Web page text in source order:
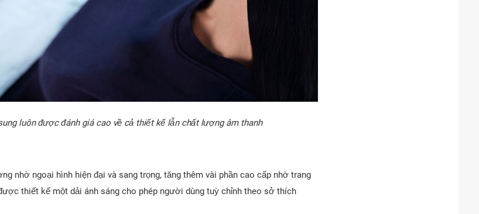
luôn được đánh giá cao về cả thiết kế lẫn chất lượng âm thanh
nhờ ngoại hình hiện đại và sang trọng, tăng thêm vài phần cao cấp nhờ trang
thiết kế một dải ánh sáng cho phép người dùng tuỳ chỉnh theo sở thích